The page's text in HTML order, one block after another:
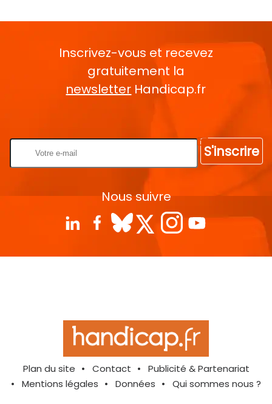
Inscrivez-vous et recevez
gratuitement la
newsletter Handicap.fr
S'inscrire
Nous suivre
Plan du site Contact
Publicité & Partenariat
Mentions légales
Données Qui sommes nous ?